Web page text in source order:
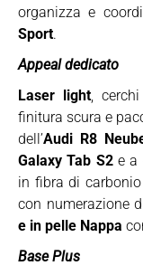
organizza e
Sport.
Appeal dedicato
Laser light,
finitura scura e
dell’Audi R8
Galaxy Tab S2e a
in fibra di
con numerazione
e in pelle Nappa
Base Plus